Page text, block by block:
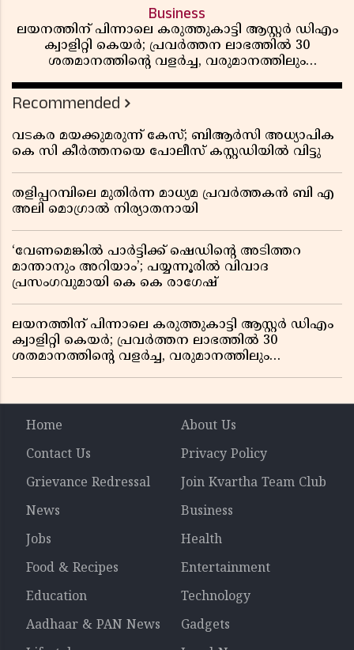
Business
ലയനത്തിന് പിന്നാലെ കരുത്തുകാട്ടി ആസ്റ്റർ ഡിഎം
ക്വാളിറ്റി കെയർ; പ്രവർത്തന ലാഭത്തിൽ 30
ശതമാനത്തിൻ്റെ വളർച്ച, വരുമാനത്തിലും
റിപ്പോർട്ട് പുറത്ത്
Recommended
വടകര മയക്കുമരുന്ന് കേസ്; ബിആർസി അധ്യാപിക
കെ സി കീർത്തനയെ പോലീസ് കസ്റ്റഡിയിൽ വിട്ടു
തളിപ്പറമ്പിലെ മുതിർന്ന മാധ്യമ പ്രവർത്തകൻ ബി എ
അലി മൊഗ്രാൽ നിര്യാതനായി
‘വേണമെങ്കിൽ പാർട്ടിക്ക് ഷെഡിൻ്റെ അടിത്തറ
മാന്താനും അറിയാം’; പയ്യന്നൂരിൽ വിവാദ
പ്രസംഗവുമായി കെ കെ രാഗേഷ്
ലയനത്തിന് പിന്നാലെ കരുത്തുകാട്ടി ആസ്റ്റർ ഡിഎം
ക്വാളിറ്റി കെയർ; പ്രവർത്തന ലാഭത്തിൽ 30
ശതമാനത്തിൻ്റെ വളർച്ച, വരുമാനത്തിലും
Home
About Us
Contact Us
Privacy Policy
Grievance Redressal
Join Kvartha Team Club
News
Business
Jobs
Health
Food & Recipes
Entertainment
Education
Technology
Aadhaar & PAN News
Gadgets